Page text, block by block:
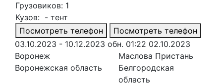
Грузовиков: 1
Кузов: - тент
Посмотреть телефон
Посмотреть телефон
03.10.2023 - 10.12.2023 обн. 01:22 02.10.2023
Воронеж
Воронежская область
Маслова Пристань
Белгородская
область